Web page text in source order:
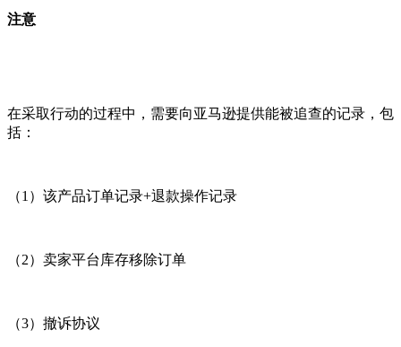
注意
在采取行动的过程中，需要向亚马逊提供能被追查的记录，包
括：
（1）该产品订单记录+退款操作记录
（2）卖家平台库存移除订单
（3）撤诉协议